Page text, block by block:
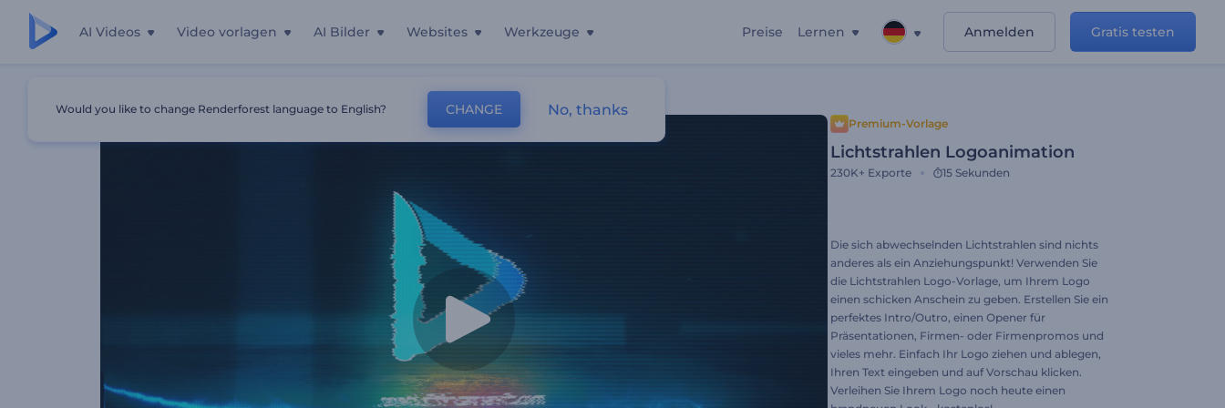
AI Videos Video vorlagen AI Bilder Websites Werkzeuge Preise Lernen Anmelden Gratis testen
Premium-Vorlage
Lichtstrahlen Logoanimation
230K+ Exporte 15 Sekunden
Die sich abwechselnden Lichtstrahlen sind nichts
anderes als ein Anziehungspunkt! Verwenden Sie
die Lichtstrahlen Logo-Vorlage, um Ihrem Logo
einen schicken Anschein zu geben. Erstellen Sie ein
perfektes Intro/Outro, einen Opener für
Präsentationen, Firmen- oder Firmenpromos und
vieles mehr. Einfach Ihr Logo ziehen und ablegen,
Ihren Text eingeben und auf Vorschau klicken.
Verleihen Sie Ihrem Logo noch heute einen
Would you like to change Renderforest language to English? CHANGE No, thanks